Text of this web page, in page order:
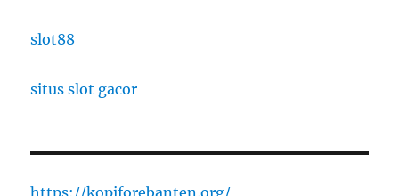
slot88
situs slot gacor